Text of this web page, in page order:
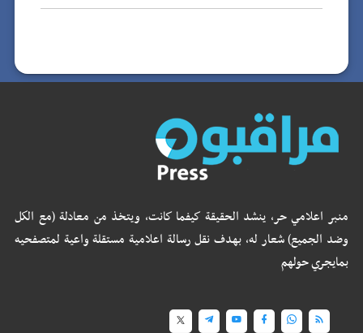
منبر اعلامي حر، ينشد الحقيقة كيفما كانت، ويتخذ من معادلة (مع الكل
وضد الجميع) شعار له، بهدف نقل رسالة اعلامية مستقلة واعية لمتصفحيه
بمايجري حولهم